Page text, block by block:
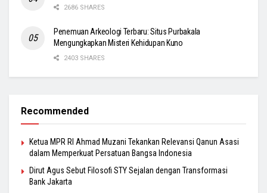
2686 SHARES
Penemuan Arkeologi Terbaru: Situs Purbakala
Mengungkapkan Misteri Kehidupan Kuno
2403 SHARES
Recommended
Ketua MPR RI Ahmad Muzani Tekankan Relevansi Qanun Asasi
dalam Memperkuat Persatuan Bangsa Indonesia
Dirut Agus Sebut Filosofi STY Sejalan dengan Transformasi
Bank Jakarta